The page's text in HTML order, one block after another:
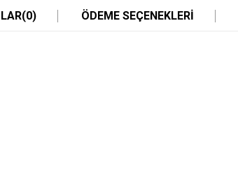
(0) ÖDEME SEÇENEKLERI